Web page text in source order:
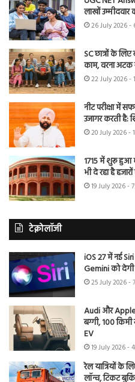
लाखों उम्मीदवार
26 July 2026 -
SC छात्रों के
काम, वरना
22 July 2026 -
नीट परीक्षा में
उजागर करती है:
20 July 2026 -
1715 में शुरू हुआ
भी दे रहा है हजारों
19 July 2026 -
टेक्नोलॉजी
iOS 27 में नई
Gemini को
25 July 2026 -
Audi और Apple
बग्गी, 100
EV
19 July 2026 -
रेल यात्रियों के
लॉन्च, टिकट